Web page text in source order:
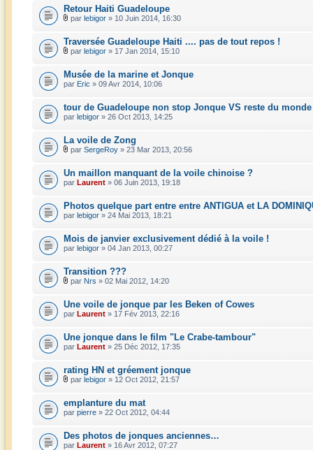
Retour Haiti Guadeloupe
par lebigor » 10 Juin 2014, 16:30
Traversée Guadeloupe Haiti .... pas de tout repos !
par lebigor » 17 Jan 2014, 15:10
Musée de la marine et Jonque
par Eric » 09 Avr 2014, 10:06
tour de Guadeloupe non stop Jonque VS reste du
par lebigor » 26 Oct 2013, 14:25
La voile de Zong
par SergeRoy » 23 Mar 2013, 20:56
Un maillon manquant de la voile chinoise ?
par Laurent » 06 Juin 2013, 19:18
Photos quelque part entre entre ANTIGUA et LA
par lebigor » 24 Mai 2013, 18:21
Mois de janvier exclusivement dédié à la voile !
par lebigor » 04 Jan 2013, 00:27
Transition ???
par Nrs » 02 Mai 2012, 14:20
Une voile de jonque par les Beken of Cowes
par Laurent » 17 Fév 2013, 22:16
Une jonque dans le film "Le Crabe-tambour"
par Laurent » 25 Déc 2012, 17:35
rating HN et gréement jonque
par lebigor » 12 Oct 2012, 21:57
emplanture du mat
par pierre » 22 Oct 2012, 04:44
Des photos de jonques anciennes…
par Laurent » 16 Avr 2012, 07:27